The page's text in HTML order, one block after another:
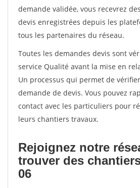
demande validée, vous recevrez
devis enregistrées depuis les
tous les partenaires du réseau.
Toutes les demandes devis sont
service Qualité avant la mise en
Un processus qui permet de
demande de devis. Vous pouvez
contact avec les particuliers pour
leurs chantiers travaux.
Rejoignez notre
trouver des
06